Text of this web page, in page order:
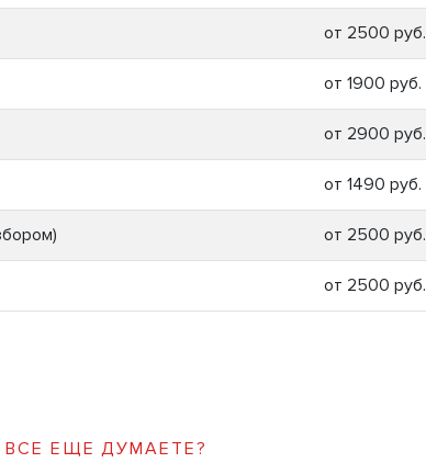
от 2500 руб.
от 1900 руб.
от 2900 руб.
от 1490 руб.
от 2500 руб.
от 2500 руб.
ВСЕ ЕЩЕ ДУМАЕТЕ?